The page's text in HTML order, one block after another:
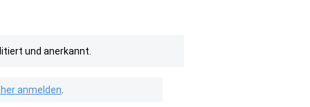
und anerkannt.
anmelden